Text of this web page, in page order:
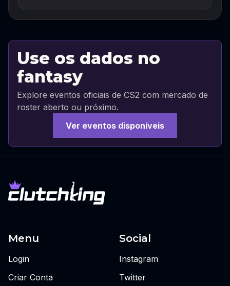
Use os dados no
fantasy
Explore eventos oficiais de CS2 com mercado de
roster aberto ou próximo.
Ver eventos disponíveis
Menu
Login
Criar Conta
Social
Instagram
Twitter